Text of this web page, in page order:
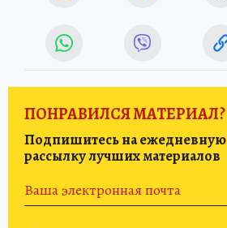
ПОНРАВИЛСЯ МАТЕРИАЛ?
Подпишитесь на ежедневную
рассылку лучших материалов